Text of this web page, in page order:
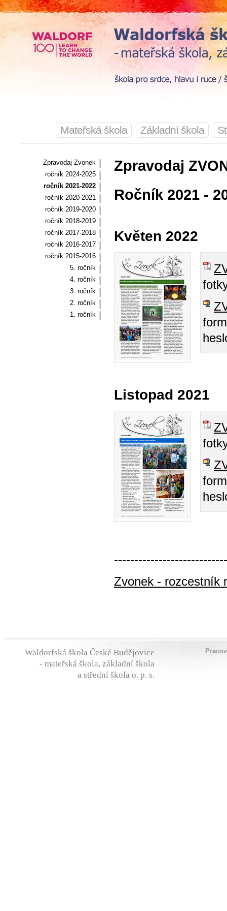
Mateřská škola Základní škola
Zpravodaj Zvonek
ročník 2024-2025
ročník 2021-2022
ročník 2020-2021
ročník 2019-2020
ročník 2018-2019
ročník 2017-2018
ročník 2016-2017
ročník 2015-2016
5. ročník
4. ročník
3. ročník
2. ročník
1. ročník
Zpravodaj
Ročník 2021 -
Květen 2022
Listopad 2021
Zvonek - rozcestník
Waldorfská škola České Budějovice
- mateřská škola, základní škola
a střední škola o. p. s.